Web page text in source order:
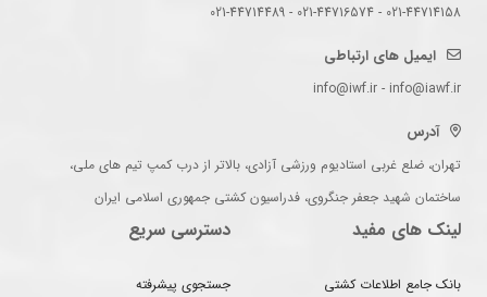
021-44714158 - 021-44716574 - 021-44714489
ایمیل های ارتباطی
info@iwf.ir - info@iawf.ir
آدرس
تهران، ضلع غربی استادیوم ورزشی آزادی، بالاتر از درب کمپ تیم های ملی،
ساختمان شهید جعفر جنگروی، فدراسیون کشتی جمهوری اسلامی ایران
لینک های مفید
بانک جامع اطلاعات کشتی
دسترسی سریع
جستجوی پیشرفته